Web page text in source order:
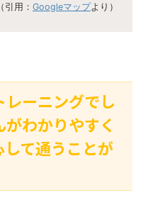
（引用： Googleマップより）
ーニングでし
わかりやすく
て通うことが